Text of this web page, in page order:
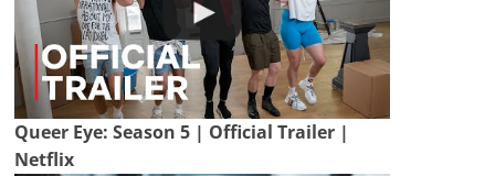
Queer Eye: Season 5 | Official Trailer |
Netflix